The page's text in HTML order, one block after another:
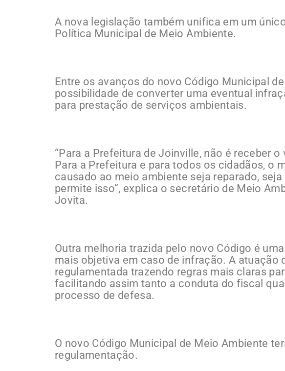
A nova legislação também unifica em um
Política Municipal de Meio Ambiente.
Entre os avanços do novo Código Municipal
possibilidade de converter uma eventual
para prestação de serviços ambientais.
“Para a Prefeitura de Joinville, não é receber
Para a Prefeitura e para todos os cidadãos, o
causado ao meio ambiente seja reparado,
permite isso”, explica o secretário de Meio
Jovita.
Outra melhoria trazida pelo novo Código é
mais objetiva em caso de infração. A atuação
regulamentada trazendo regras mais claras
facilitando assim tanto a conduta do fiscal
processo de defesa.
O novo Código Municipal de Meio Ambiente
regulamentação.